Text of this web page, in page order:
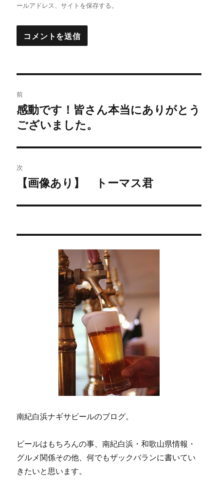
ールアドレス、サイトを保存する。
稿
ナ
ビ
ゲ
ー
シ
前
過
去
投
稿:
感動です！皆さん本当にありがとう
ございました。
次
投
【画像あり】 トーマス君
南紀白浜ナギサビールのブログ。
ビールはもちろんの事、南紀白浜・和歌山県情報・
グルメ関係その他、何でもザックバランに書いてい
きたいと思います。